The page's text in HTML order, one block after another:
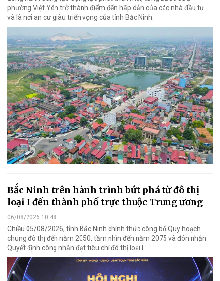
phường Việt Yên trở thành điểm đến hấp dẫn của các nhà đầu tư
và là nơi an cư giàu triển vọng của tỉnh Bắc Ninh.
Bắc Ninh trên hành trình bứt phá từ đô thị
loại I đến thành phố trực thuộc Trung ương
06/08/2026 10:48
Chiều 05/08/2026, tỉnh Bắc Ninh chính thức công bố Quy hoạch
chung đô thị đến năm 2050, tầm nhìn đến năm 2075 và đón nhận
Quyết định công nhận đạt tiêu chí đô thị loại I.